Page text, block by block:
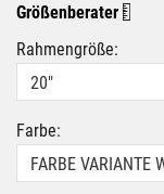
Größenberater
Rahmengröße:
20"
Farbe:
FARBE VARIANTE